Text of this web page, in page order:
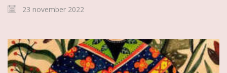
23 november 2022